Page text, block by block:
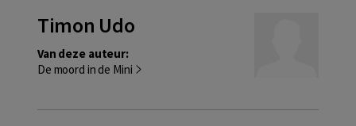
Timon Udo
Van deze auteur:
De moord in de Mini